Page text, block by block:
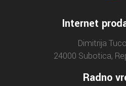
Internet
Dimitrija
24000 Subotica,
Radno